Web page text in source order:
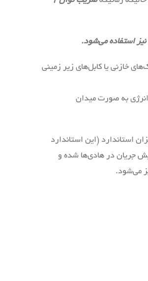
استفاده می‌شود.
خازنی یا کابل‌های‌ زیر زمینی
انرژی به صورت میدان
استاندارد (این استاندارد
افزایش جریان در هادی‌ها شده و
می‌شود.